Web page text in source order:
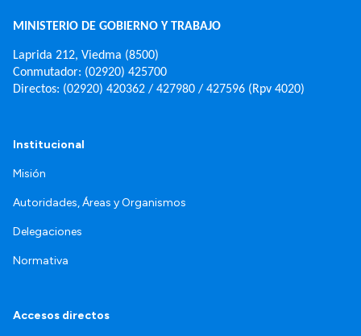
MINISTERIO DE GOBIERNO Y TRABAJO
Laprida 212, Viedma (8500)
Conmutador: (02920) 425700
Directos: (02920) 420362 / 427980 / 427596 (Rpv 4020)
Institucional
Misión
Autoridades, Áreas y Organismos
Delegaciones
Normativa
Accesos directos